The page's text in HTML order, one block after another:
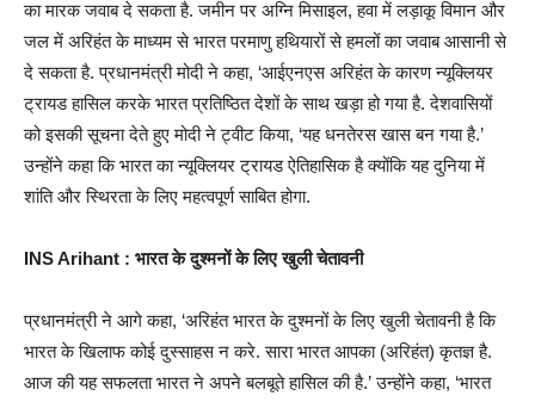
का मारक जवाब दे सकता है. जमीन पर अग्नि मिसाइल, हवा में लड़ाकू विमान और
जल में अरिहंत के माध्यम से भारत परमाणु हथियारों से हमलों का जवाब आसानी से
दे सकता है. प्रधानमंत्री मोदी ने कहा, ‘आईएनएस अरिहंत के कारण न्यूक्लियर
ट्रायड हासिल करके भारत प्रतिष्ठित देशों के साथ खड़ा हो गया है. देशवासियों
को इसकी सूचना देते हुए मोदी ने ट्वीट किया, ‘यह धनतेरस खास बन गया है.’
उन्होंने कहा कि भारत का न्यूक्लियर ट्रायड ऐतिहासिक है क्योंकि यह दुनिया में
शांति और स्थिरता के लिए महत्वपूर्ण साबित होगा.
INS Arihant : भारत के दुश्मनों के लिए खुली चेतावनी
प्रधानमंत्री ने आगे कहा, ‘अरिहंत भारत के दुश्मनों के लिए खुली चेतावनी है कि
भारत के खिलाफ कोई दुस्साहस न करे. सारा भारत आपका (अरिहंत) कृतज्ञ है.
आज की यह सफलता भारत ने अपने बलबूते हासिल की है.’ उन्होंने कहा, ‘भारत